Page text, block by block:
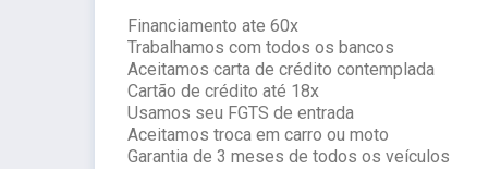
Financiamento ate 60x
Trabalhamos com todos os bancos
Aceitamos carta de crédito contemplada
Cartão de crédito até 18x
Usamos seu FGTS de entrada
Aceitamos troca em carro ou moto
Garantia de 3 meses de todos os veículos